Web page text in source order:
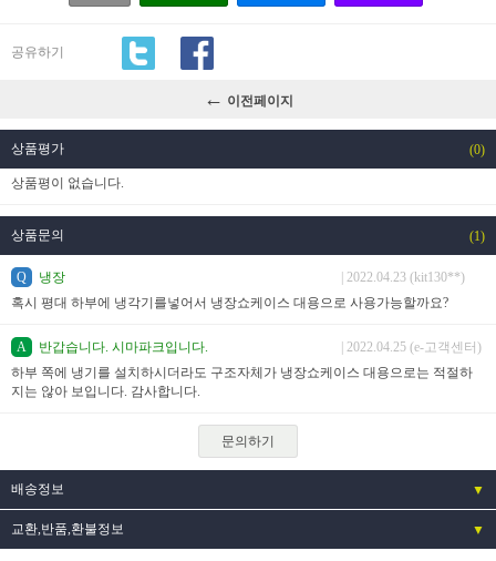
공유하기
← 이전페이지
상품평가 (0)
상품평이 없습니다.
상품문의 (1)
Q 냉장
| 2022.04.23 (kit130**)
혹시 평대 하부에 냉각기를넣어서 냉장쇼케이스 대용으로 사용가능할까요?
A 반갑습니다. 시마파크입니다.
| 2022.04.25 (e-고객센터)
하부 쪽에 냉기를 설치하시더라도 구조자체가 냉장쇼케이스 대용으로는 적절하
지는 않아 보입니다. 감사합니다.
문의하기
배송정보 ▼
교환,반품,환불정보 ▼